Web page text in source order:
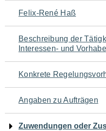
Navigation
für
den
Seiteninhalt
Felix-René Haß
Beschreibung der
Interessen- und
Konkrete
Angaben zu Aufträgen
Zuwendungen oder